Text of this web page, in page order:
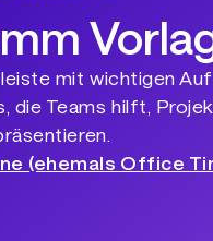
mit wichtigen
die Teams hilft,
(ehemals Office